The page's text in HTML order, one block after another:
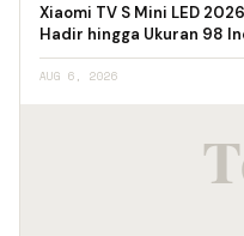
Xiaomi TV S Mini LED
Hadir hingga Ukuran 98
AUG 6, 2026